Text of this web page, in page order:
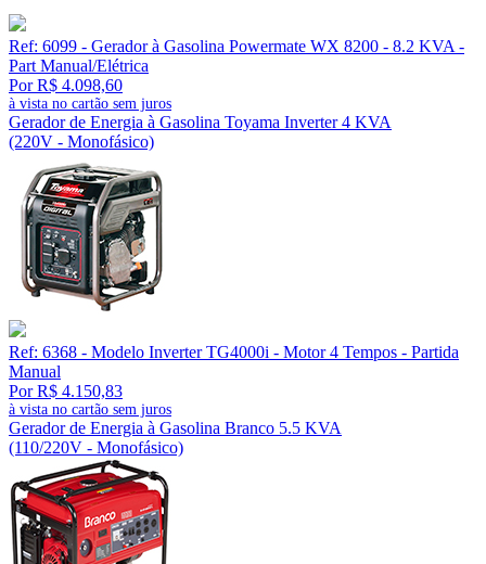
Ref: 6099 - Gerador à Gasolina Powermate WX 8200 - 8.2 KVA -
Part Manual/Elétrica
Por R$ 4.098,60
à vista no cartão sem juros
Gerador de Energia à Gasolina Toyama Inverter 4 KVA
(220V - Monofásico)
Ref: 6368 - Modelo Inverter TG4000i - Motor 4 Tempos - Partida
Manual
Por R$ 4.150,83
à vista no cartão sem juros
Gerador de Energia à Gasolina Branco 5.5 KVA
(110/220V - Monofásico)